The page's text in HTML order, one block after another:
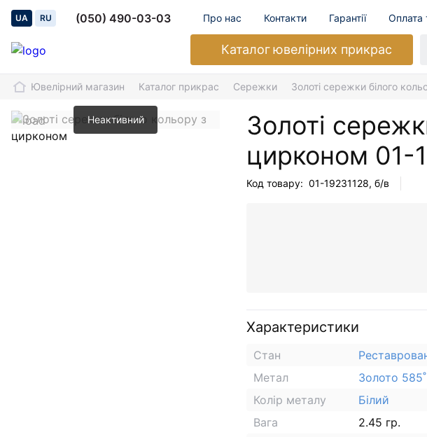
UA RU (050) 490-03-03 Про нас Контакти Гарантії Оплата
Каталогювелірних прикрас
Ювелірний магазин Каталог прикрас Сережки Золоті сережки білого
Неактивний
Золоті
цирконом 01-
Код товару: 01-19231128, б/в
Характеристики
Стан
Метал
Золото 585˚
Колір металу
Білий
Вага
2.45 гр.